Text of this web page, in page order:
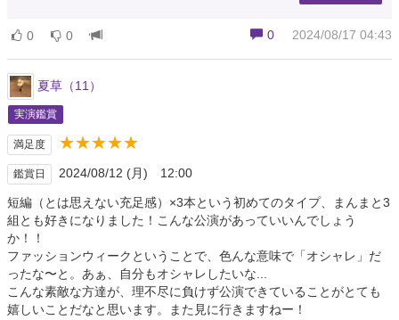
0 2024/08/17 04:43
0 0
夏草（11）
実演鑑賞
満足度 ★★★★★
鑑賞日 2024/08/12 (月) 12:00
短編（とは思えない充足感）×3本という初めてのタイプ、まんまと3
組とも好きになりました！こんな公演があっていいんでしょう
か！！
ファッションウィークということで、色んな意味で「オシャレ」だ
ったな〜と。あぁ、自分もオシャレしたいな...
こんな素敵な方達が、理不尽に負けず公演できていることがとても
嬉しいことだなと思います。また見に行きますねー！